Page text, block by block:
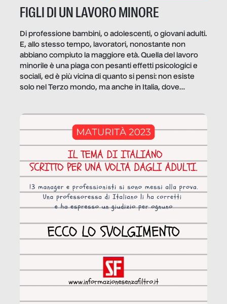
FIGLI DI UN LAVORO MINORE
Di professione bambini, o adolescenti, o giovani adulti.
E, allo stesso tempo, lavoratori, nonostante non
abbiano compiuto la maggiore età. Quella del lavoro
minorile è una piaga con pesanti effetti psicologici e
sociali, ed è più vicina di quanto si pensi: non esiste
solo nel Terzo mondo, ma anche in Italia, dove